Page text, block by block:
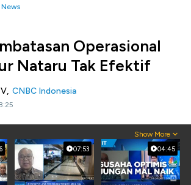
Operasional
Nataru Tak Efektif
CNBC Indonesia
Show More
07:53 04:45